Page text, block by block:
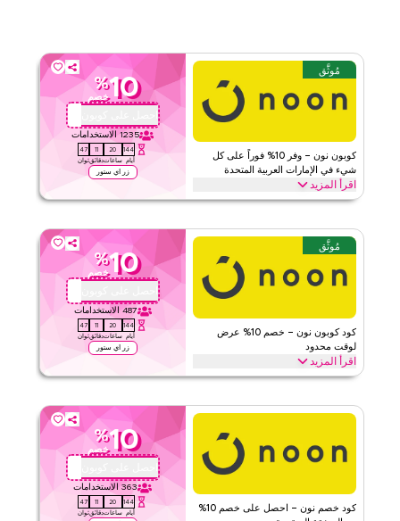
مُوثَّق
كوبون نون – وفر 10% فوراً على كل
شيء في الإمارات العربية المتحدة
اقرأ المزيد
10
%
خصم
احصل على كوبون
1235 الاستخدامات
144
أيام
20
ساعات
11
دقائق
47
ثوان
زر اي ستور
وفر 10% فوراً مع كود نون هذا على كل شيء. استبدل الآن للحصول على
والمزيد.
الحد الأدنى للطلب
ويب/تطبيق
الفئات
على مستوى الموقع
مُوثَّق
كود كوبون نون – خصم 10% عرض
لوقت محدود
اقرأ المزيد
10
%
خصم
احصل على كوبون
487 الاستخدامات
144
أيام
20
ساعات
11
دقائق
47
ثوان
زر اي ستور
احصل على خصم 10% على جميع الفئات مع كود برومو نون محدود الوقت
طلب.
الحد الأدنى للطلب
ينطبق على
ويب/تطبيق
الفئات
على مستوى الموقعكود خصم نون – احصل على خصم 10%
10
%
خصم
احصل على كوبون
363 الاستخدامات
144
أيام
20
ساعات
11
دقائق
47
ثوان